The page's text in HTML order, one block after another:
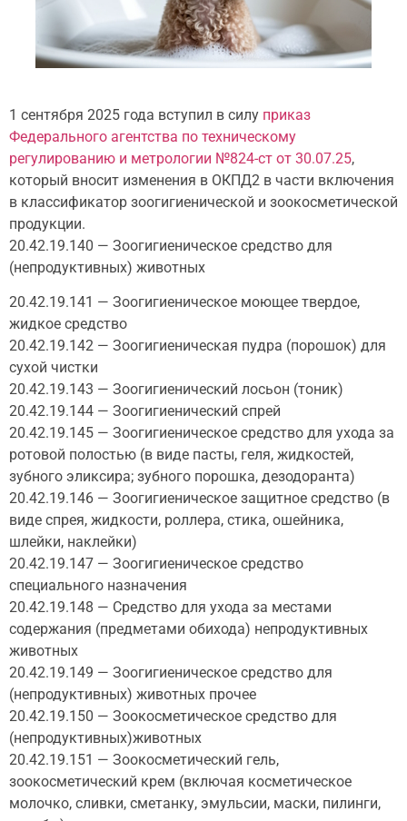
1 сентября 2025 года вступил в силу приказ
Федерального агентства по техническому
регулированию и метрологии №824-ст от 30.07.25,
который вносит изменения в ОКПД2 в части включения
в классификатор зоогигиенической и зоокосметической
продукции.
20.42.19.140 — Зоогигиеническое средство для
(непродуктивных) животных
20.42.19.141 — Зоогигиеническое моющее твердое,
жидкое средство
20.42.19.142 — Зоогигиеническая пудра (порошок) для
сухой чистки
20.42.19.143 — Зоогигиенический лосьон (тоник)
20.42.19.144 — Зоогигиенический спрей
20.42.19.145 — Зоогигиеническое средство для ухода за
ротовой полостью (в виде пасты, геля, жидкостей,
зубного эликсира; зубного порошка, дезодоранта)
20.42.19.146 — Зоогигиеническое защитное средство (в
виде спрея, жидкости, роллера, стика, ошейника,
шлейки, наклейки)
20.42.19.147 — Зоогигиеническое средство
специального назначения
20.42.19.148 — Средство для ухода за местами
содержания (предметами обихода) непродуктивных
животных
20.42.19.149 — Зоогигиеническое средство для
(непродуктивных) животных прочее
20.42.19.150 — Зоокосметическое средство для
(непродуктивных)животных
20.42.19.151 — Зоокосметический гель,
зоокосметический крем (включая косметическое
молочко, сливки, сметанку, эмульсии, маски, пилинги,